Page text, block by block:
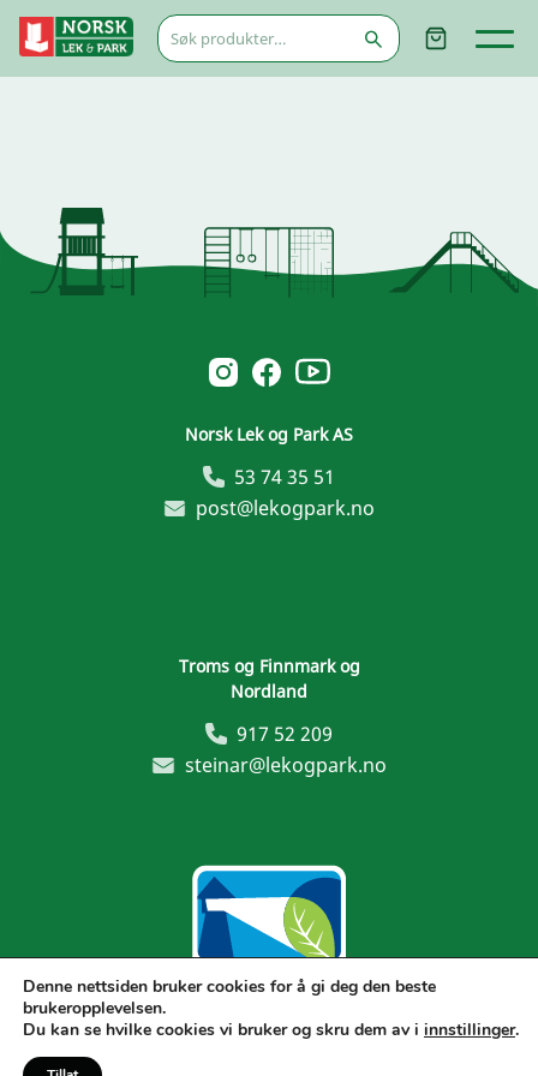
Søk
etter:
Norsk Leg & Park instagram
Norsk Leg & Park facebook
Norsk Leg & Park youtube
Norsk Lek og Park AS
53 74 35 51
post@lekogpark.no
Troms og Finnmark og
Nordland
917 52 209
steinar@lekogpark.no
Denne nettsiden bruker cookies for å gi deg den beste
brukeropplevelsen.
Du kan se hvilke cookies vi bruker og skru dem av i innstillinger.